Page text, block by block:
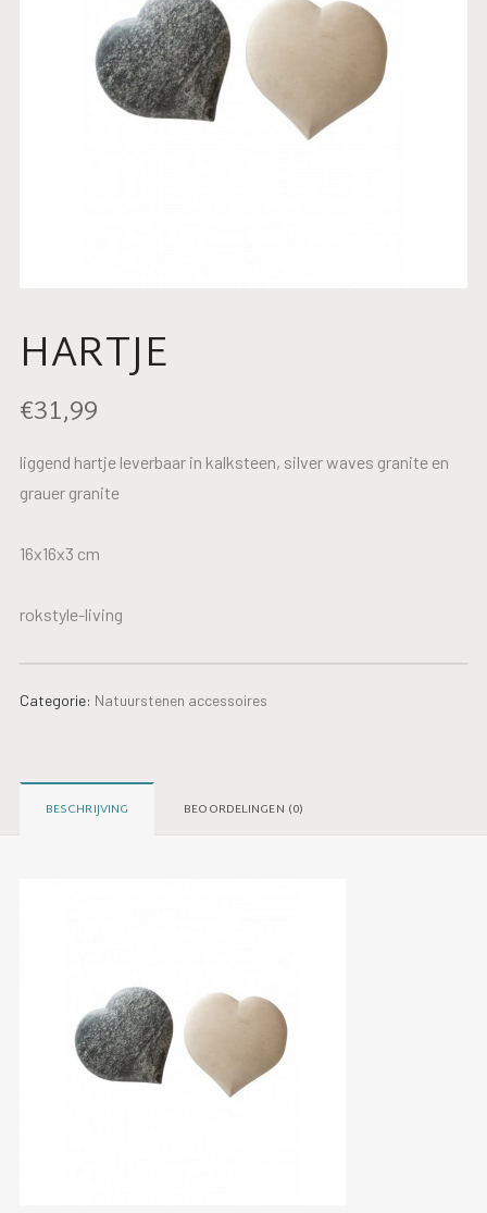
HARTJE
€31,99
liggend hartje leverbaar in kalksteen, silver waves granite en
grauer granite
16x16x3 cm
rokstyle-living
Categorie: Natuurstenen accessoires
BESCHRIJVING BEOORDELINGEN (0)